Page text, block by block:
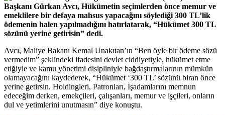
Başkanı Gürkan Avcı, Hükümetin seçimlerden önce memur ve
emeklilere bir defaya mahsus yapacağını söylediği 300 TL’lik
ödemenin halen yapılmadığını hatırlatarak, “Hükümet 300 TL
sözünü yerine getirisin” dedi.
Avcı, Maliye Bakanı Kemal Unakıtan’ın “Ben öyle bir ödeme sözü
vermedim” şeklindeki ifadesini devlet ciddiyetiyle, hükümet etme
etiğiyle ve kamu yönetimi disipliniyle bağdaştırmalarının mümkün
olamayacağını kaydederek, “Hükümet ‘300 TL’ sözünü biran önce
yerine getirsin. Holdingleri, Patronları, İşadamlarını memnun
edeceğim derken, emekçileri, çalışanları, memur ve işçileri, onların
dul ve yetimlerini unutmasın” diye konuştu.